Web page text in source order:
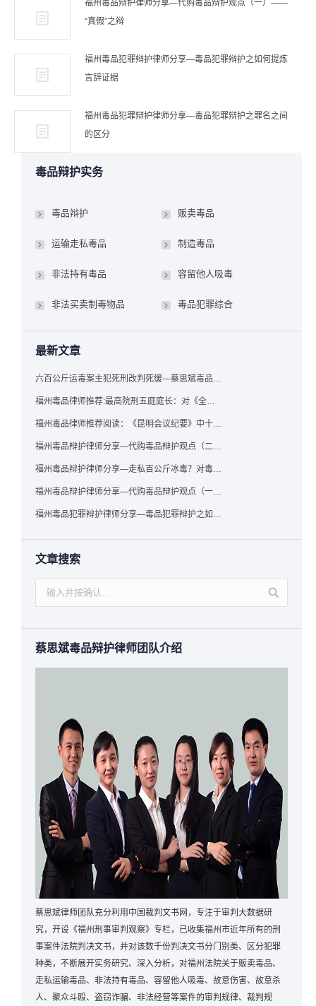
福州毒品辩护律师分享—代购毒品辩护观点（一）——
“真假”之辩
福州毒品犯罪辩护律师分享—毒品犯罪辩护之如何提炼
言辞证据
福州毒品犯罪辩护律师分享—毒品犯罪辩护之罪名之间
的区分
毒品辩护实务
毒品辩护 贩卖毒品
运输走私毒品 制造毒品
非法持有毒品 容留他人吸毒
非法买卖制毒物品 毒品犯罪综合
最新文章
六百公斤运毒案主犯死刑改判死缓—蔡思斌毒品犯罪辩护成功案例
福州毒品律师推荐:最高院刑五庭庭长：对《全国法院毒品案件审判工作会议纪要》的理解与适用
福州毒品律师推荐阅读：《昆明会议纪要》中十个“意想不到”的规定
福州毒品辩护律师分享—代购毒品辩护观点（二）——“牟利”之辩
福州毒品辩护律师分享—走私百公斤冰毒？对毒品缺失型走私毒品罪案件，该如何有效辩护
福州毒品辩护律师分享—代购毒品辩护观点（一）——“真假”之辩
福州毒品犯罪辩护律师分享—毒品犯罪辩护之如何提炼言辞证据
文章搜索
蔡思斌毒品辩护律师团队介绍
蔡思斌律师团队充分利用中国裁判文书网，专注于审判大数据研
究，开设《福州刑事审判观察》专栏，已收集福州市近年所有的刑
事案件法院判决文书，并对该数千份判决文书分门别类、区分犯罪
种类，不断展开实务研究、深入分析，对福州法院关于贩卖毒品、
走私运输毒品、非法持有毒品、容留他人吸毒、故意伤害、故意杀
人、聚众斗殴、盗窃诈骗、非法经营等案件的审判规律、裁判规